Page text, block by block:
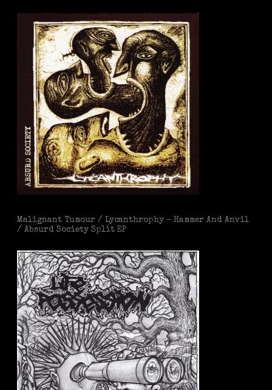
Malignant Tumour / Lycanthrophy – Hammer And Anvil
/ Absurd Society Split EP